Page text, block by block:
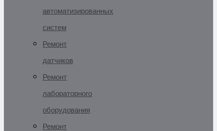
автоматизированных
систем
Ремонт
датчиков
Ремонт
лабораторного
оборудования
Ремонт